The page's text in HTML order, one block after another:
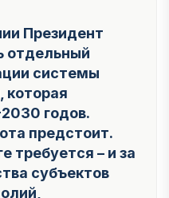
Президент
отдельный
системы
годов.
предстоит.
требуется – и за
субъектов